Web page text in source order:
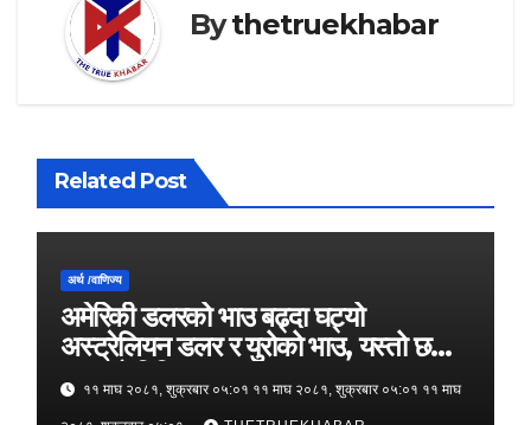
Bythetruekhabar
Related Post
अर्थ /वाणिज्य
अमेरिकी डलरको भाउ बढ्दा घट्यो
अस्ट्रेलियन डलर र युरोको भाउ, यस्तो छ
आजको विनिमयदर
११ माघ २०८१, शुक्रबार ०५:०१ ११ माघ २०८१, शुक्रबार ०५:०१ ११ माघ